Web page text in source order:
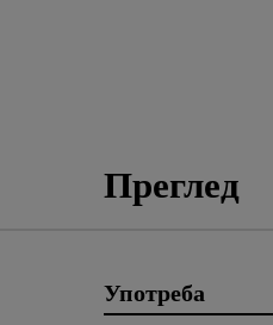
Преглед
Употреба